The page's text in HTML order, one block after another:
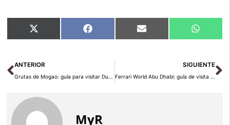
Compartir
en
X
(Twitter)
Compartir
en
Facebook Compartir
en
Email
en
Ant
ANTERIOR
Grutas de Mogao: guía para visitar Dunhuang en 2026
SIGUIENTE
Ferrari World Abu Dhabi: guía de visita 2026
MyR